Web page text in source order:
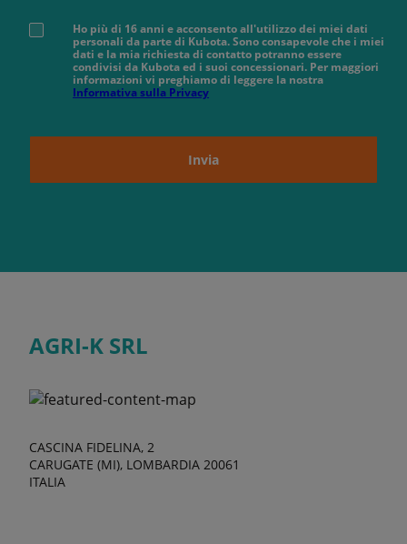
Ho più di 16 anni e acconsento all'utilizzo dei miei dati
personali da parte di Kubota. Sono consapevole che i miei
dati e la mia richiesta di contatto potranno essere
condivisi da Kubota ed i suoi concessionari. Per maggiori
informazioni vi preghiamo di leggere la nostra
Informativa sulla Privacy
Invia
AGRI-K SRL
CASCINA FIDELINA, 2
CARUGATE (MI), LOMBARDIA 20061
ITALIA